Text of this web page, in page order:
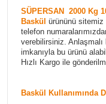
SÜPERSAN 2000 Kg
Baskül ürününü
telefon
verebilirsiniz.
imkanıyla bu ürünü
Hızlı Kargo ile
Baskül Kullanımında